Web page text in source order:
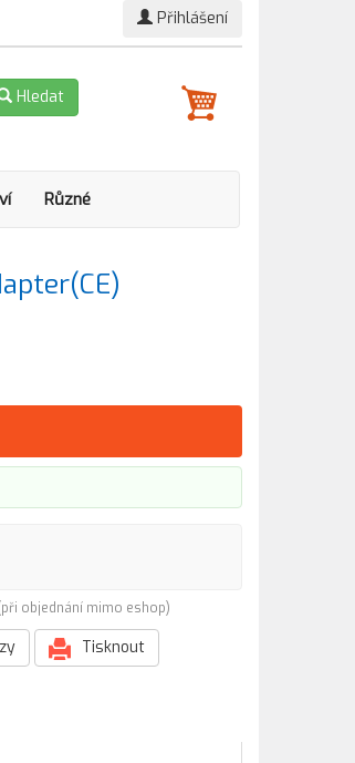
Přihlášení
Hledat
Různé
(při objednání mimo eshop)
Tisknout